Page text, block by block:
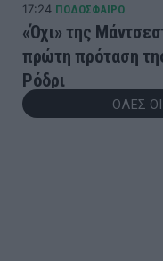
17:24 ΠΟΔΟΣΦΑΙΡΟ
«Όχι» της
πρώτη πρόταση
Ρόδρι
16:50 EUROLEAGUEΟΛΕΣ ΟΙ